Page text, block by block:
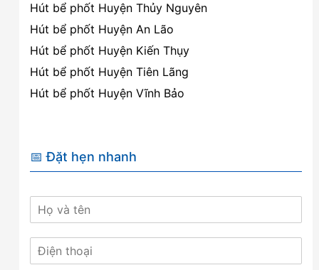
Hút bể phốt Huyện Thủy Nguyên
Hút bể phốt Huyện An Lão
Hút bể phốt Huyện Kiến Thụy
Hút bể phốt Huyện Tiên Lãng
Hút bể phốt Huyện Vĩnh Bảo
📅 Đặt hẹn nhanh